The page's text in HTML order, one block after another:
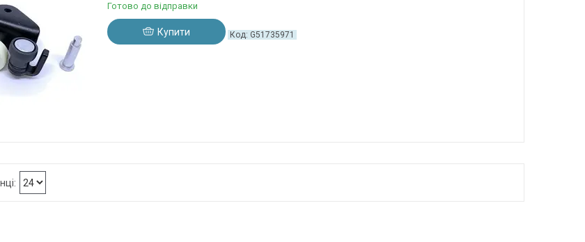
Готово до відправки
Купити G51735971